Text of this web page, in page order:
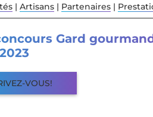
| Artisans | Partenaires |
Gard
2023
VOUS!